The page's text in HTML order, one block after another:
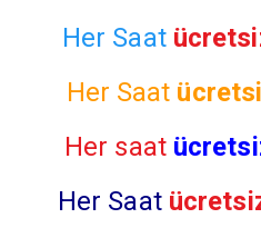
Her Saat
Her Saat
Her saat
Her Saat